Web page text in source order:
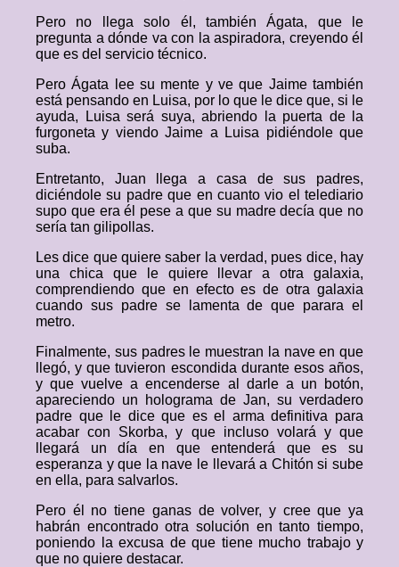
Pero no llega solo él, también Ágata, que le
pregunta a dónde va con la aspiradora, creyendo él
que es del servicio técnico.
Pero Ágata lee su mente y ve que Jaime también
está pensando en Luisa, por lo que le dice que, si le
ayuda, Luisa será suya, abriendo la puerta de la
furgoneta y viendo Jaime a Luisa pidiéndole que
suba.
Entretanto, Juan llega a casa de sus padres,
diciéndole su padre que en cuanto vio el telediario
supo que era él pese a que su madre decía que no
sería tan gilipollas.
Les dice que quiere saber la verdad, pues dice, hay
una chica que le quiere llevar a otra galaxia,
comprendiendo que en efecto es de otra galaxia
cuando sus padre se lamenta de que parara el
metro.
Finalmente, sus padres le muestran la nave en que
llegó, y que tuvieron escondida durante esos años,
y que vuelve a encenderse al darle a un botón,
apareciendo un holograma de Jan, su verdadero
padre que le dice que es el arma definitiva para
acabar con Skorba, y que incluso volará y que
llegará un día en que entenderá que es su
esperanza y que la nave le llevará a Chitón si sube
en ella, para salvarlos.
Pero él no tiene ganas de volver, y cree que ya
habrán encontrado otra solución en tanto tiempo,
poniendo la excusa de que tiene mucho trabajo y
que no quiere destacar.